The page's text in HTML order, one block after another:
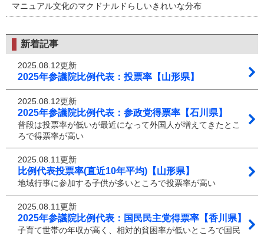
マニュアル文化のマクドナルドらしいきれいな分布
新着記事
2025.08.12更新
2025年参議院比例代表：投票率【山形県】
2025.08.12更新
2025年参議院比例代表：参政党得票率【石川県】
普段は投票率が低いが最近になって外国人が増えてきたとこ
ろで得票率が高い
2025.08.11更新
比例代表投票率(直近10年平均)【山形県】
地域行事に参加する子供が多いところで投票率が高い
2025.08.11更新
2025年参議院比例代表：国民民主党得票率【香川県】
子育て世帯の年収が高く、相対的貧困率が低いところで国民